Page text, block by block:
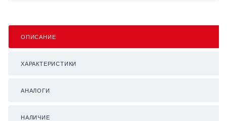
ОПИСАНИЕ
ХАРАКТЕРИСТИКИ
АНАЛОГИ
НАЛИЧИЕ